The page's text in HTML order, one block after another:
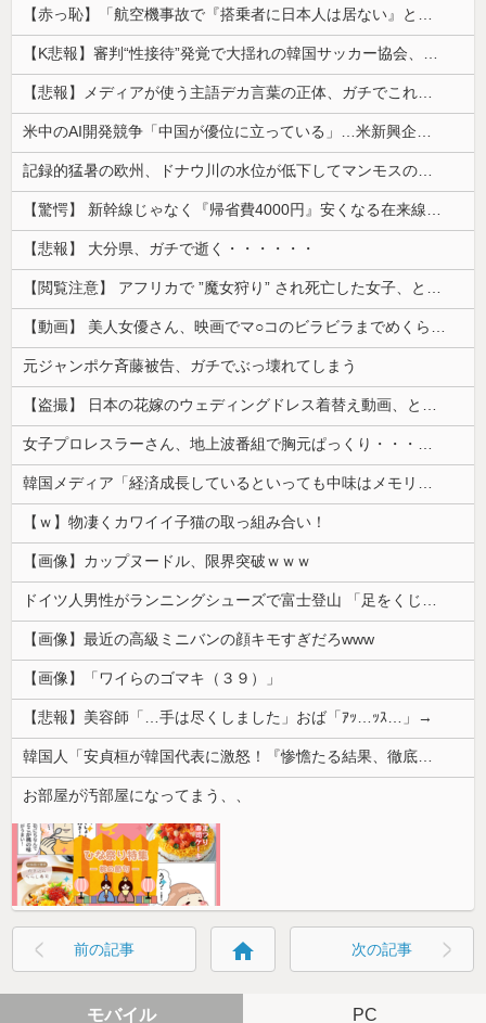
【赤っ恥】「航空機事故で『搭乗者に日本人は居ない』という発表は嫌い。人間として同じ価値だと思う」→ツッコミ殺到も「自分が気に入らないと思った」と...
【K悲報】審判“性接待”発覚で大揺れの韓国サッカー協会、当然『あの大会』についても疑われてしまう…
【悲報】メディアが使う主語デカ言葉の正体、ガチでこれだったｗｗｗｗ
米中のAI開発競争「中国が優位に立っている」…米新興企業CEOが予測！
記録的猛暑の欧州、ドナウ川の水位が低下してマンモスの骨や沈没したドイツ軍の戦艦が出現
【驚愕】 新幹線じゃなく『帰省費4000円』安くなる在来線で帰省した結果ｗｗｗｗｗ
【悲報】 大分県、ガチで逝く・・・・・・
【閲覧注意】 アフリカで ”魔女狩り” され死亡した女子、とんでもなくエ□い体してると話題に
【動画】 美人女優さん、映画でマ○コのビラビラまでめくらせてしまうｗｗｗｗｗｗ
元ジャンポケ斉藤被告、ガチでぶっ壊れてしまう
【盗撮】 日本の花嫁のウェディングドレス着替え動画、とんでもない神乳だと海外で話題に
女子プロレスラーさん、地上波番組で胸元ぱっくり・・・（※画像あり）
韓国メディア「経済成長しているといっても中味はメモリ価格だけ。雇用増加見通しが半減してしまった」……韓国の内需不況は根強い状況っすね
【ｗ】物凄くカワイイ子猫の取っ組み合い！
【画像】カップヌードル、限界突破ｗｗｗ
ドイツ人男性がランニングシューズで富士登山 「足をくじいて動けない」
【画像】最近の高級ミニバンの顔キモすぎだろwww
【画像】「ワイらのゴマキ（３９）」
【悲報】美容師「…手は尽くしました」おば「ｱｯ…ｯｽ…」→
韓国人「安貞桓が韓国代表に激怒！『惨憺たる結果、徹底的な刷新が必要だ』と監督や協会を痛烈批判」
お部屋が汚部屋になってまう、、
前の記事 home 次の記事
モバイル PC